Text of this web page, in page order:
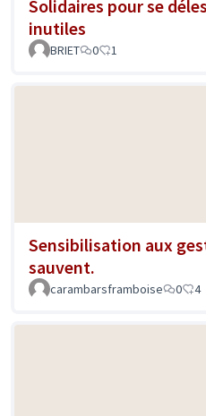
Solidaires pour se
inutiles
BRIET 0 1
Sensibilisation aux
sauvent.
carambarsframboise 0 4